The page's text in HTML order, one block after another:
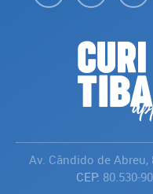
Av. Cândido de Abreu,
CEP: 80.530-